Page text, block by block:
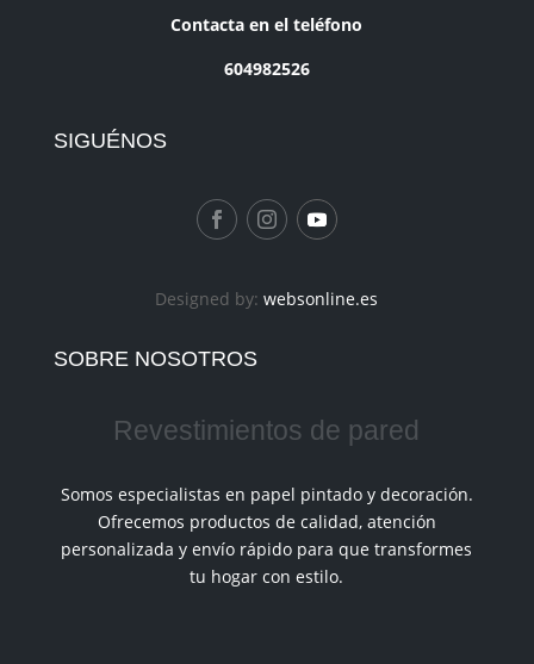
Contacta en el teléfono
604982526
SIGUÉNOS
Designed by:websonline.es
SOBRE NOSOTROS
Revestimientos de pared
Somos especialistas en papel pintado y decoración.
Ofrecemos productos de calidad, atención
personalizada y envío rápido para que transformes
tu hogar con estilo.